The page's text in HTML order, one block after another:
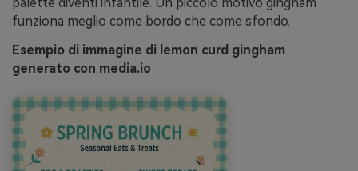
funziona meglio come bordo che come sfondo.
Esempio di immagine di lemon curd gingham
generato con media.io